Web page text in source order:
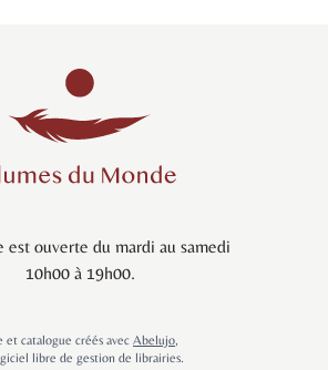
est ouverte du mardi au samedi
10h00 à 19h00.
et catalogue créés avec Abelujo,
libre de gestion de librairies.